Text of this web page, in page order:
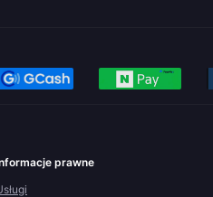
prawne